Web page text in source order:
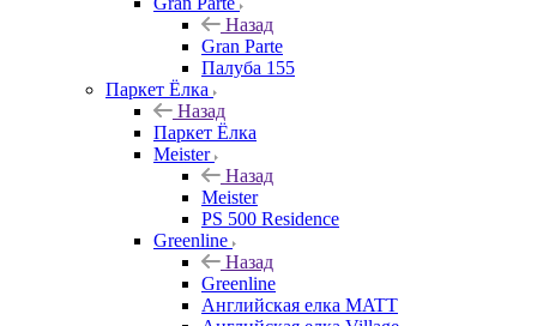
Назад
Gran Parte
Палуба 155
Паркет Ёлка
Назад
Паркет Ёлка
Meister
Назад
Meister
PS 500 Residence
Greenline
Назад
Greenline
Английская елка MATT